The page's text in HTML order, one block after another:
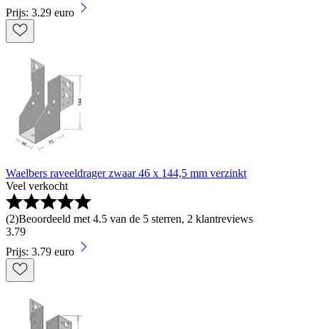
Prijs: 3.29 euro
Waelbers raveeldrager zwaar 46 x 144,5 mm verzinkt
Veel verkocht
(2)Beoordeeld met 4.5 van de 5 sterren, 2 klantreviews
3.79
Prijs: 3.79 euro